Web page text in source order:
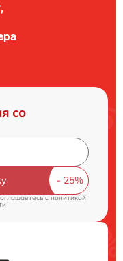
со
cполитикой